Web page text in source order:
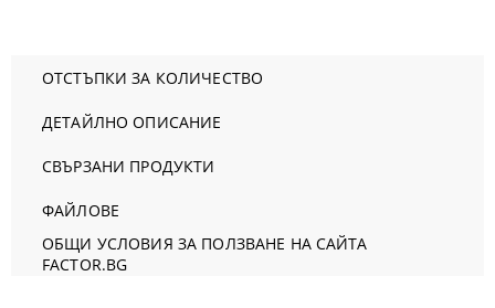
ОТСТЪПКИ ЗА КОЛИЧЕСТВО
ДЕТАЙЛНО ОПИСАНИЕ
СВЪРЗАНИ ПРОДУКТИ
ФАЙЛОВЕ
ОБЩИ УСЛОВИЯ ЗА ПОЛЗВАНЕ НА САЙТА
FACTOR.BG